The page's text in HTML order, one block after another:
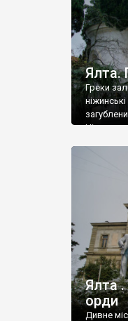
Ялта.
Греки
Ніжин
Ялта
орди
Дивне